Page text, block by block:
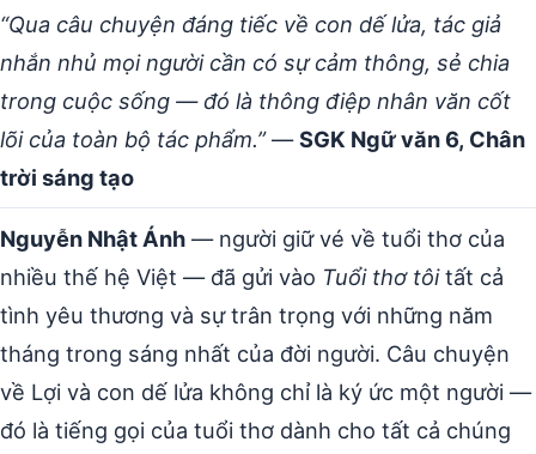
“Qua câu chuyện đáng tiếc về con dế lửa, tác giả
nhắn nhủ mọi người cần có sự cảm thông, sẻ chia
trong cuộc sống — đó là thông điệp nhân văn cốt
lõi của toàn bộ tác phẩm.”—SGK Ngữ văn 6, Chân
trời sáng tạo
Nguyễn Nhật Ánh — người giữ vé về tuổi thơ của
nhiều thế hệ Việt — đã gửi vào Tuổi thơ tôitất cả
tình yêu thương và sự trân trọng với những năm
tháng trong sáng nhất của đời người. Câu chuyện
về Lợi và con dế lửa không chỉ là ký ức một người —
đó là tiếng gọi của tuổi thơ dành cho tất cả chúng